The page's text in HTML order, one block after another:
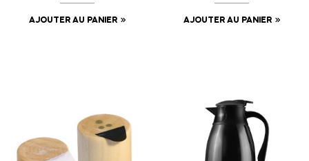
AJOUTER AU PANIER AJOUTER AU PANIER